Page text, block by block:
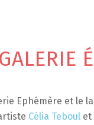
Ephémère et le
Célia Teboul et